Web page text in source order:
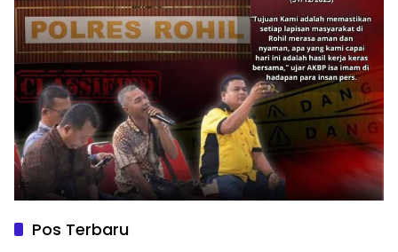
Pos Terbaru